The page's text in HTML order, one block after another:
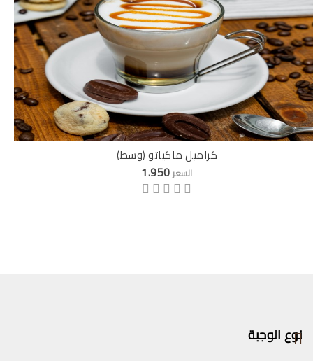
كراميل ماكياتو (وسط)
السعر1.950
نوع الوجبة